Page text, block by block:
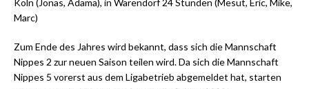
Köln (Jonas, Adama), in Warendorf 24 Stunden (Mesut, Eric, Mike,
Marc)
Z um Ende des Jahres wird bekannt, dass sich die Mannschaft
Nippes 2 zur neuen Saison teilen wird. Da sich die Mannschaft
Nippes 5 vorerst aus dem Ligabetrieb abgemeldet hat, starten